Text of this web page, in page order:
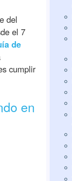
del
el 7
de
cumplir
en